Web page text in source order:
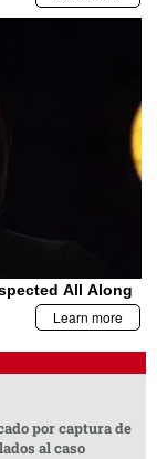
por captura de
al caso